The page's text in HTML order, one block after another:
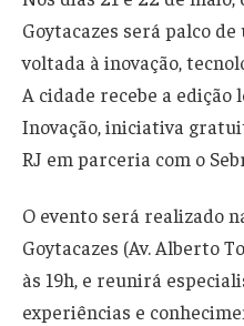
Goytacazes será palco
voltada à inovação,
A cidade recebe a edição
Inovação, iniciativa
RJ em parceria com o
O evento será realizado
Goytacazes (Av. Alberto
às 19h, e reunirá
experiências e